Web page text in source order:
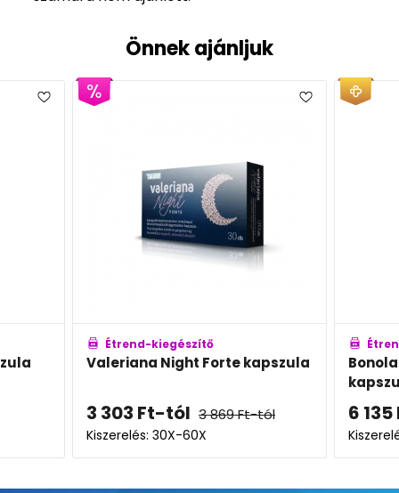
Önnek ajánljuk
Forte kapszula
-tól
Étrend-kiegészítő
Bonolact Pro+General
6 135Ft-tól
Kiszerelés: 10X-30X